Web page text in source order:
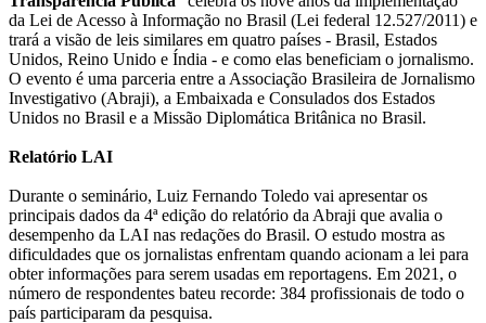
da Lei de Acesso à Informação no Brasil (Lei federal 12.527/2011) e
trará a visão de leis similares em quatro países - Brasil, Estados
Unidos, Reino Unido e Índia - e como elas beneficiam o jornalismo.
O evento é uma parceria entre a Associação Brasileira de Jornalismo
Investigativo (Abraji), a Embaixada e Consulados dos Estados
Unidos no Brasil e a Missão Diplomática Britânica no Brasil.
Relatório LAI
Durante o seminário, Luiz Fernando Toledo vai apresentar os
principais dados da 4ª edição do relatório da Abraji que avalia o
desempenho da LAI nas redações do Brasil. O estudo mostra as
dificuldades que os jornalistas enfrentam quando acionam a lei para
obter informações para serem usadas em reportagens. Em 2021, o
número de respondentes bateu recorde: 384 profissionais de todo o
país participaram da pesquisa.